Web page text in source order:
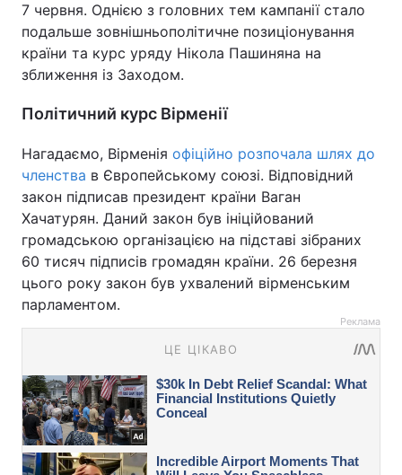
7 червня. Однією з головних тем кампанії стало
подальше зовнішньополітичне позиціонування
країни та курс уряду Нікола Пашиняна на
зближення із Заходом.
Політичний курс Вірменії
Нагадаємо, Вірменія офіційно розпочала шлях до
членства в Європейському союзі. Відповідний
закон підписав президент країни Ваган
Хачатурян. Даний закон був ініційований
громадською організацією на підставі зібраних
60 тисяч підписів громадян країни. 26 березня
цього року закон був ухвалений вірменським
парламентом.
Реклама